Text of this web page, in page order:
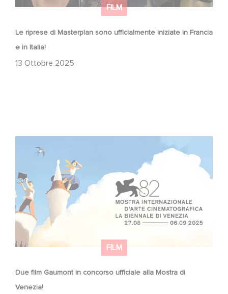
FILM
Le riprese di Masterplan sono ufficialmente iniziate in Francia
e in Italia!
13 Ottobre 2025
FILM
Due film Gaumont in concorso ufficiale alla Mostra di
Venezia!
Venezia!